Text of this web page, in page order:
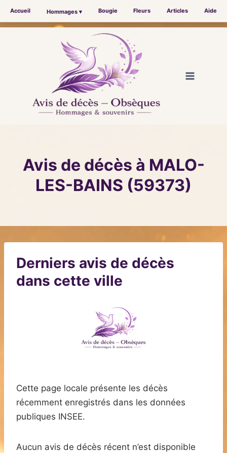
Accueil Hommages ▾ Bougie Fleurs Articles Aide
Avis de décès à MALO-
LES-BAINS (59373)
Derniers avis de décès
dans cette ville
Cette page locale présente les décès
récemment enregistrés dans les données
publiques INSEE.
Aucun avis de décès récent n’est disponible